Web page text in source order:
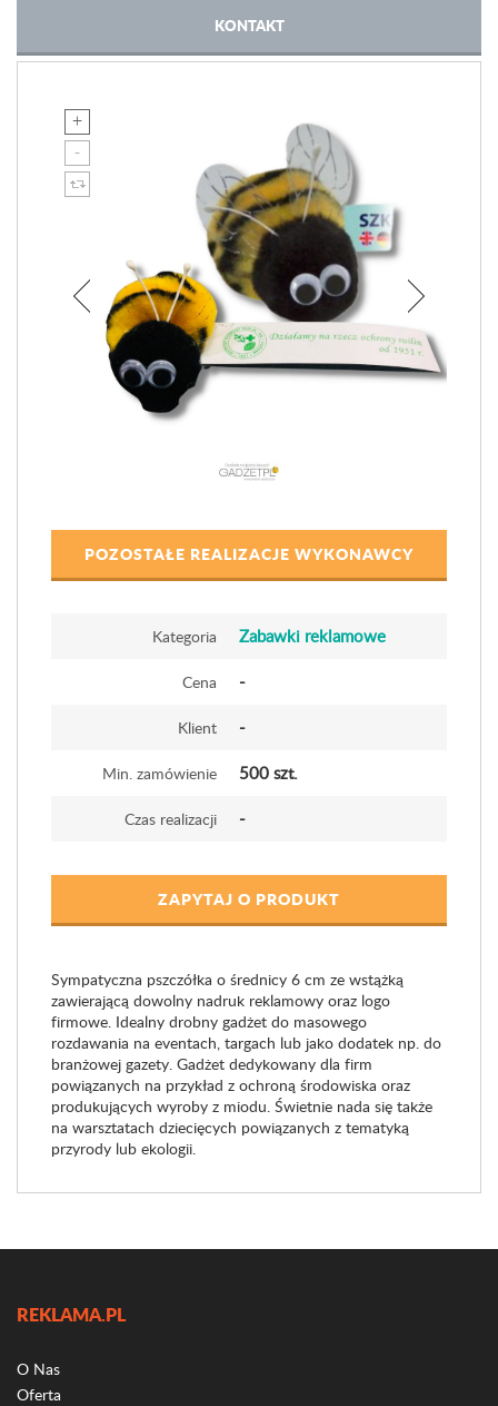
KONTAKT
POZOSTAŁE REALIZACJE WYKONAWCY
Kategoria Zabawki reklamowe
Cena -
Klient -
Min. zamówienie 500 szt.
Czas realizacji -
ZAPYTAJ O PRODUKT
Sympatyczna pszczółka o średnicy 6 cm ze wstążką
zawierającą dowolny nadruk reklamowy oraz logo
firmowe. Idealny drobny gadżet do masowego
rozdawania na eventach, targach lub jako dodatek np. do
branżowej gazety. Gadżet dedykowany dla firm
powiązanych na przykład z ochroną środowiska oraz
produkujących wyroby z miodu. Świetnie nada się także
na warsztatach dziecięcych powiązanych z tematyką
przyrody lub ekologii.
REKLAMA.PL
O Nas
Oferta